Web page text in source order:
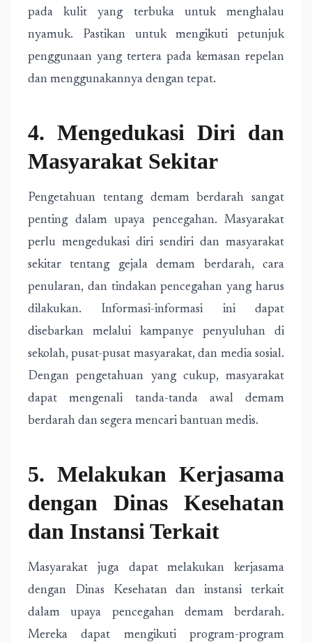
pada kulit yang terbuka untuk menghalau
nyamuk. Pastikan untuk mengikuti petunjuk
penggunaan yang tertera pada kemasan repelan
dan menggunakannya dengan tepat.
4. Mengedukasi Diri dan
Masyarakat Sekitar
Pengetahuan tentang demam berdarah sangat
penting dalam upaya pencegahan. Masyarakat
perlu mengedukasi diri sendiri dan masyarakat
sekitar tentang gejala demam berdarah, cara
penularan, dan tindakan pencegahan yang harus
dilakukan. Informasi-informasi ini dapat
disebarkan melalui kampanye penyuluhan di
sekolah, pusat-pusat masyarakat, dan media sosial.
Dengan pengetahuan yang cukup, masyarakat
dapat mengenali tanda-tanda awal demam
berdarah dan segera mencari bantuan medis.
5. Melakukan Kerjasama
dengan Dinas Kesehatan
dan Instansi Terkait
Masyarakat juga dapat melakukan kerjasama
dengan Dinas Kesehatan dan instansi terkait
dalam upaya pencegahan demam berdarah.
Mereka dapat mengikuti program-program